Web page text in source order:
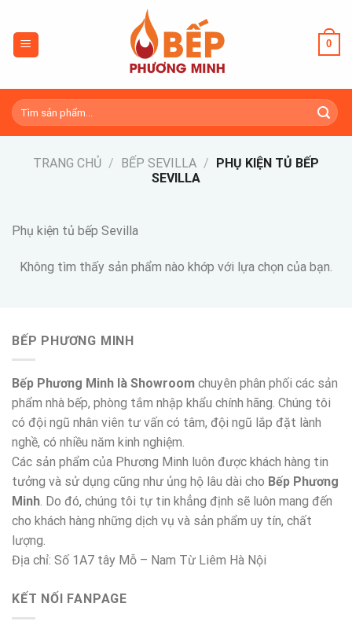
content
0
Tìm
kiếm:
TRANG CHỦ / BẾP SEVILLA / PHỤ KIỆN TỦ BẾP
SEVILLA
Phụ kiện tủ bếp Sevilla
Không tìm thấy sản phẩm nào khớp với lựa chọn của bạn.
BẾP PHƯƠNG MINH
Bếp Phương Minh là Showroom chuyên phân phối các sản
phẩm nhà bếp, phòng tắm nhập khẩu chính hãng. Chúng tôi
có đội ngũ nhân viên tư vấn có tâm, đội ngũ lắp đặt lành
nghề, có nhiều năm kinh nghiệm.
Các sản phẩm của Phương Minh luôn được khách hàng tin
tưởng và sử dụng cũng như ủng hộ lâu dài cho Bếp Phương
Minh. Do đó, chúng tôi tự tin khẳng định sẽ luôn mang đến
cho khách hàng những dịch vụ và sản phẩm uy tín, chất
lượng.
Địa chỉ: Số 1A7 tây Mỗ – Nam Từ Liêm Hà Nội
KẾT NỐI FANPAGE